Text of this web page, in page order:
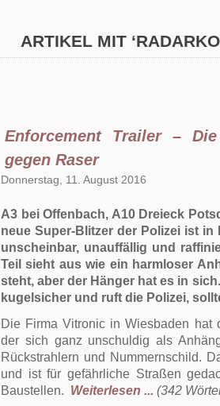
ARTIKEL MIT
Enforcement Trailer –
gegen Raser
Donnerstag, 11. August 2016
A3 bei Offenbach, A10 Dreieck
neue Super-Blitzer der Polizei ist
unscheinbar, unauffällig und
Teil sieht aus wie ein harmloser
steht, aber der Hänger hat es in
kugelsicher und ruft die Polizei,
Die Firma Vitronic in Wiesbaden hat
der sich ganz unschuldig als
Rückstrahlern und Nummernschild.
und ist für gefährliche Straßen
Baustellen. Weiterlesen ... (342